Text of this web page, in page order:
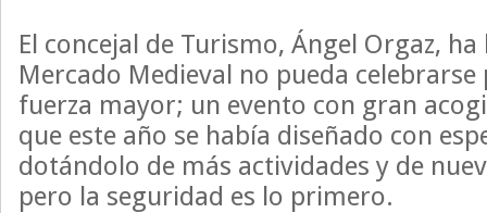
El concejal de Turismo, Ángel Orgaz,
Mercado Medieval no pueda celebrarse
fuerza mayor; un evento con gran
que este año se había diseñado con
dotándolo de más actividades y de
pero la seguridad es lo primero.